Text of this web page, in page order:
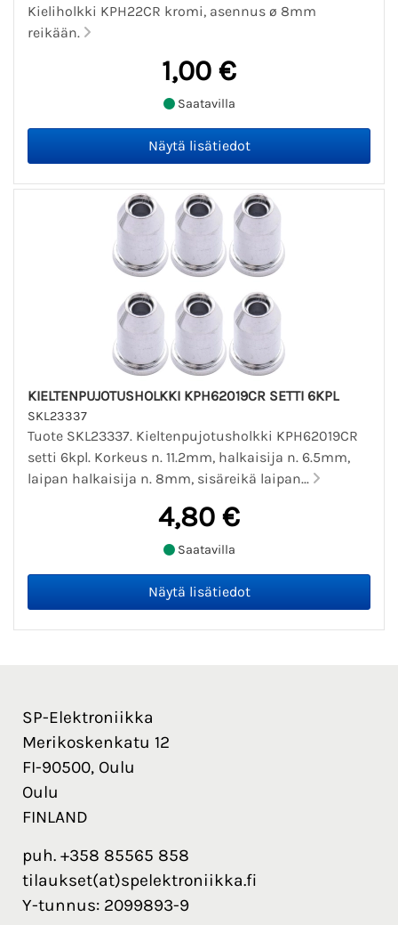
Kieliholkki KPH22CR kromi, asennus ø 8mm
reikään.
1,00 €
Saatavilla
KIELTENPUJOTUSHOLKKI KPH62019CR SETTI 6KPL
SKL23337
Tuote SKL23337. Kieltenpujotusholkki KPH62019CR
setti 6kpl. Korkeus n. 11.2mm, halkaisija n. 6.5mm,
laipan halkaisija n. 8mm, sisäreikä laipan...
4,80 €
Saatavilla
SP-Elektroniikka
Merikoskenkatu 12
FI-90500, Oulu
Oulu
FINLAND
puh. +358 85565 858
tilaukset(at)spelektroniikka.fi
Y-tunnus: 2099893-9